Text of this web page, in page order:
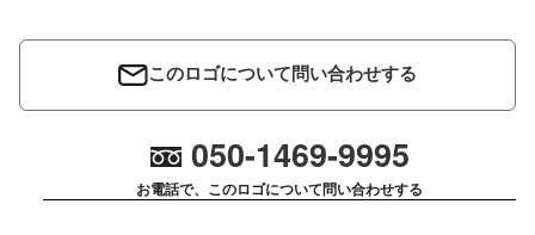
このロゴについて問い合わせする
050-1469-9995
お電話で、このロゴについて問い合わせする